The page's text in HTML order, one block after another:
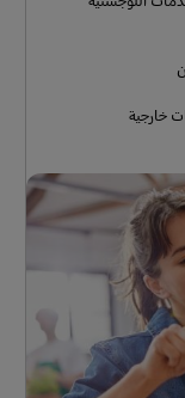
خارجية